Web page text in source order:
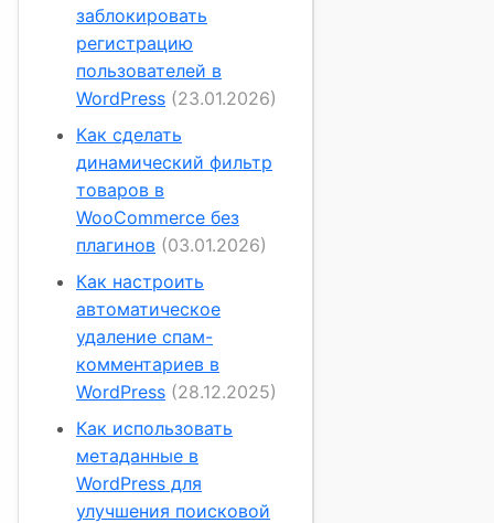
заблокировать
регистрацию
пользователей в
WordPress (23.01.2026)
Как сделать
динамический фильтр
товаров в
WooCommerce без
плагинов (03.01.2026)
Как настроить
автоматическое
удаление спам-
комментариев в
WordPress (28.12.2025)
Как использовать
метаданные в
WordPress для
улучшения поисковой